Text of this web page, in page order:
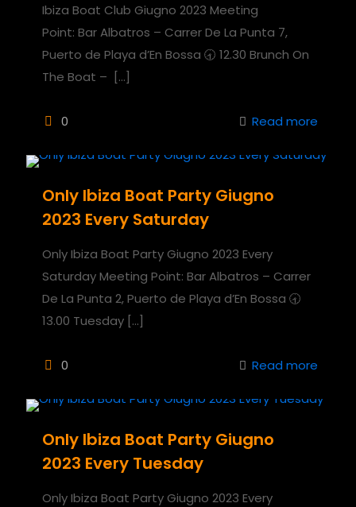
Ibiza Boat Club Giugno 2023 Meeting
Point: Bar Albatros – Carrer De La Punta 7,
Puerto de Playa d’En Bossa 🕣 12.30 Brunch On
The Boat – […]
0 Read more
Only Ibiza Boat Party Giugno
2023 Every Saturday
Only Ibiza Boat Party Giugno 2023 Every
Saturday Meeting Point: Bar Albatros – Carrer
De La Punta 2, Puerto de Playa d’En Bossa 🕣
13.00 Tuesday […]
0 Read more
Only Ibiza Boat Party Giugno
2023 Every Tuesday
Only Ibiza Boat Party Giugno 2023 Every